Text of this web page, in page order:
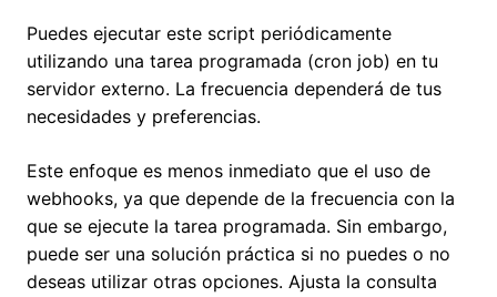
Puedes ejecutar este script periódicamente
utilizando una tarea programada (cron job) en tu
servidor externo. La frecuencia dependerá de tus
necesidades y preferencias.
Este enfoque es menos inmediato que el uso de
webhooks, ya que depende de la frecuencia con la
que se ejecute la tarea programada. Sin embargo,
puede ser una solución práctica si no puedes o no
deseas utilizar otras opciones. Ajusta la consulta